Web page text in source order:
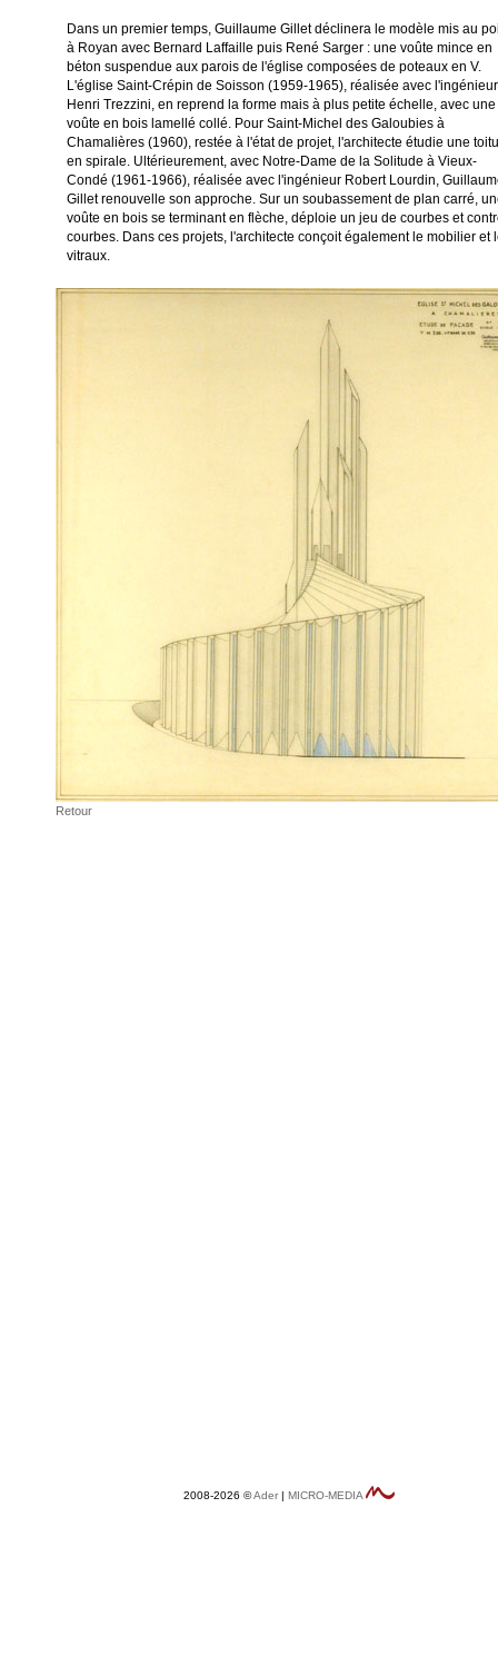
Dans un premier temps, Guillaume Gillet déclinera le modèle mis au
à Royan avec Bernard Laffaille puis René Sarger : une voûte mince en
béton suspendue aux parois de l'église composées de poteaux en V.
L'église Saint-Crépin de Soisson (1959-1965), réalisée avec l'ingénieur
Henri Trezzini, en reprend la forme mais à plus petite échelle, avec une
voûte en bois lamellé collé. Pour Saint-Michel des Galoubies à
Chamalières (1960), restée à l'état de projet, l'architecte étudie une
en spirale. Ultérieurement, avec Notre-Dame de la Solitude à Vieux-
Condé (1961-1966), réalisée avec l'ingénieur Robert Lourdin,
Gillet renouvelle son approche. Sur un soubassement de plan carré,
voûte en bois se terminant en flèche, déploie un jeu de courbes et
courbes. Dans ces projets, l'architecte conçoit également le mobilier et
vitraux.
Retour
2008-2026 ©Ader | MICRO-MEDIA